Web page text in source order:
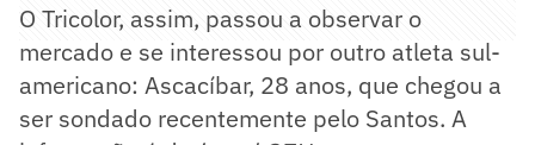
O Tricolor, assim, passou a observar o
mercado e se interessou por outro atleta sul-
americano: Ascacíbar, 28 anos, que chegou a
ser sondado recentemente pelo Santos. A